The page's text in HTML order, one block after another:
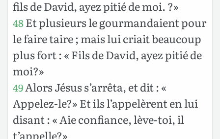
fils de David, ayez pitié de moi. ?»
48Et plusieurs le gourmandaient pour
le faire taire ; mais lui criait beaucoup
plus fort : « Fils de David, ayez pitié de
moi?»
49Alors Jésus s’arrêta, et dit : «
Appelez-le?» Et ils l’appelèrent en lui
disant : « Aie confiance, lève-toi, il
t’appelle?»